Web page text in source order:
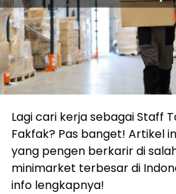
Lagi cari kerja sebagai Staff
Fakfak? Pas banget! Artikel
yang pengen berkarir di
minimarket terbesar di
info lengkapnya!